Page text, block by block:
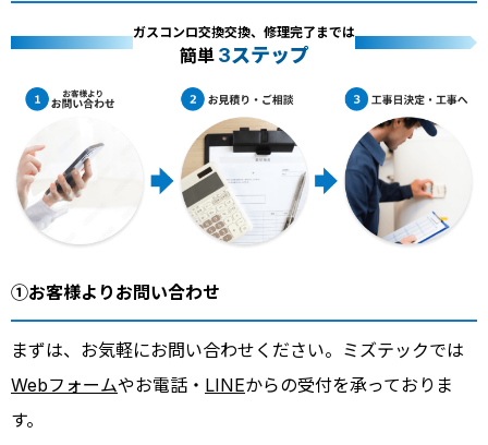
ガスコンロ交換交換、修理完了までは
簡単 3ステップ
①お客様よりお問い合わせ
まずは、お気軽にお問い合わせください。ミズテックでは
Webフォームやお電話・ LINEからの受付を承っておりま
す。